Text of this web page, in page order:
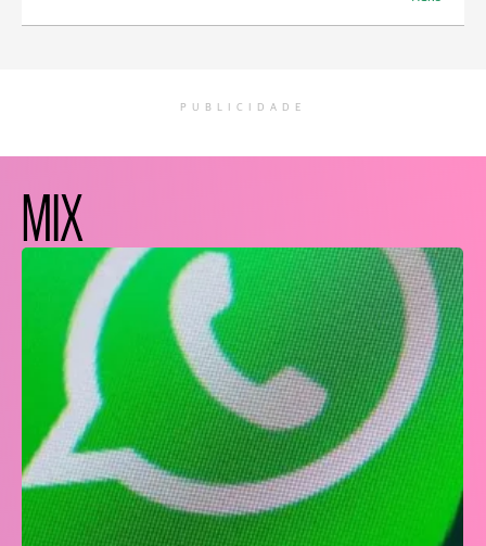
PUBLICIDADE
MIX